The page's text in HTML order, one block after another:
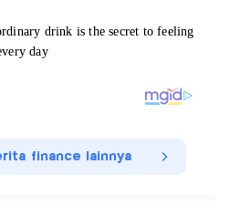
finance lainnya